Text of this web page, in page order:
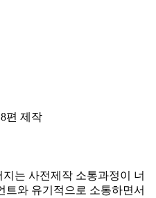
편 제작
는 사전제작 소통과정이 너
트와 유기적으로 소통하면서